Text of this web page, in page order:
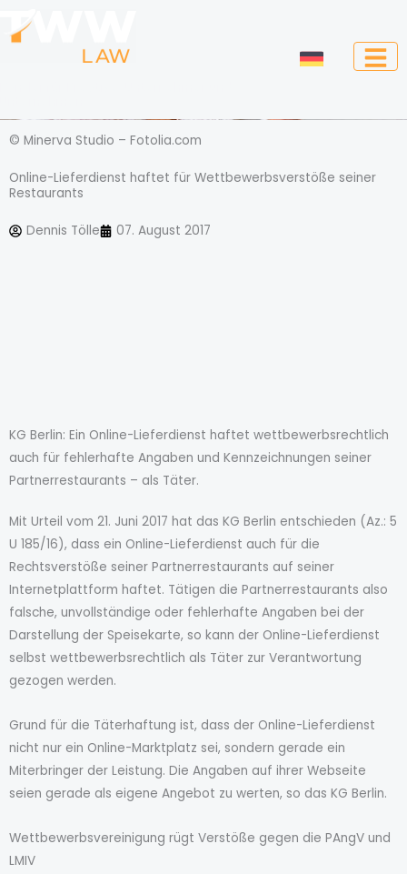
Inhalt
© Minerva Studio – Fotolia.com
Online-Lieferdienst haftet für Wettbewerbsverstöße seiner
Restaurants
Dennis Tölle 07. August 2017
KG Berlin: Ein Online-Lieferdienst haftet wettbewerbsrechtlich
auch für fehlerhafte Angaben und Kennzeichnungen seiner
Partnerrestaurants – als Täter.
Mit Urteil vom 21. Juni 2017 hat das KG Berlin entschieden (Az.: 5
U 185/16), dass ein Online-Lieferdienst auch für die
Rechtsverstöße seiner Partnerrestaurants auf seiner
Internetplattform haftet. Tätigen die Partnerrestaurants also
falsche, unvollständige oder fehlerhafte Angaben bei der
Darstellung der Speisekarte, so kann der Online-Lieferdienst
selbst wettbewerbsrechtlich als Täter zur Verantwortung
gezogen werden.
Grund für die Täterhaftung ist, dass der Online-Lieferdienst
nicht nur ein Online-Marktplatz sei, sondern gerade ein
Miterbringer der Leistung. Die Angaben auf ihrer Webseite
seien gerade als eigene Angebot zu werten, so das KG Berlin.
Wettbewerbsvereinigung rügt Verstöße gegen die PAngV und
LMIV